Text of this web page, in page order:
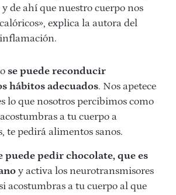
de ahí que nuestro cuerpo nos
explica la autora del
se puede reconducir
hábitos adecuados. Nos apetece
lo que nosotros percibimos como
a tu cuerpo a
te pedirá alimentos sanos.
puede pedir chocolate, que es
y activa los neurotransmisores
acostumbras a tu cuerpo al que